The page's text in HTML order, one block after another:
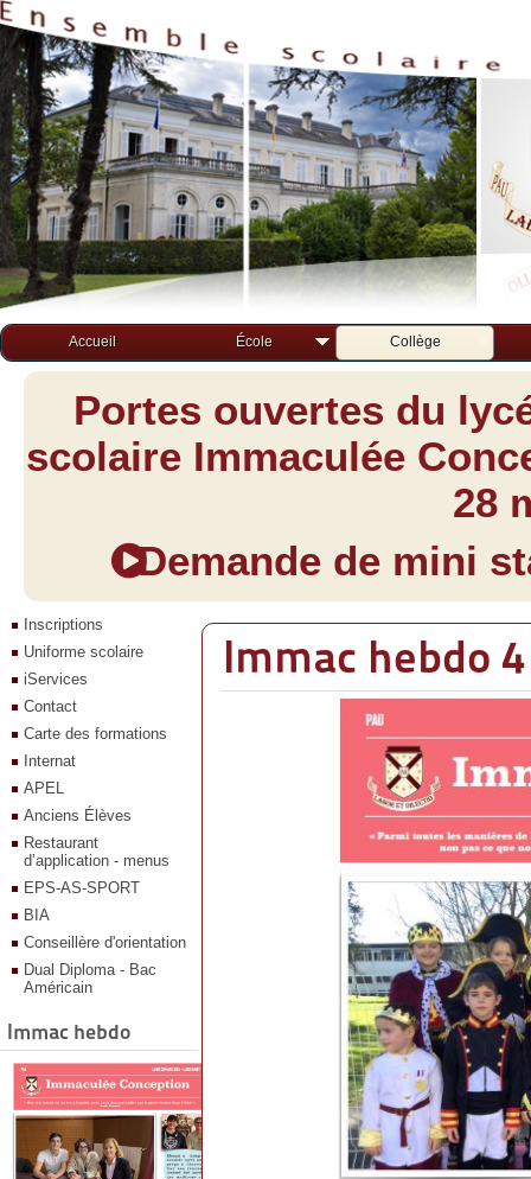
Accueil École Collège
Portes ouvertes du
scolaire Immaculée
28
Demande de mini
Inscriptions
Uniforme scolaire
iServices
Contact
Carte des formations
Internat
APEL
Anciens Élèves
Restaurant
d’application - menus
EPS-AS-SPORT
BIA
Conseillère d'orientation
Dual Diploma - Bac
Américain
Immac hebdo
Immac hebdo